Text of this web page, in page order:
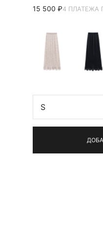
15 500 ₽4 ПЛАТЕЖА
S